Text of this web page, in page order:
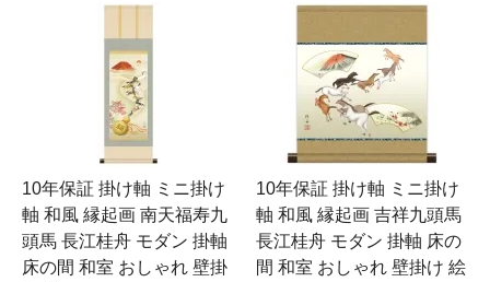
10年保証 掛け軸 ミニ掛け
軸 和風 縁起画 南天福寿九
頭馬 長江桂舟 モダン 掛軸
床の間 和室 おしゃれ 壁掛
10年保証 掛け軸 ミニ掛け
軸 和風 縁起画 吉祥九頭馬
長江桂舟 モダン 掛軸 床の
間 和室 おしゃれ 壁掛け 絵